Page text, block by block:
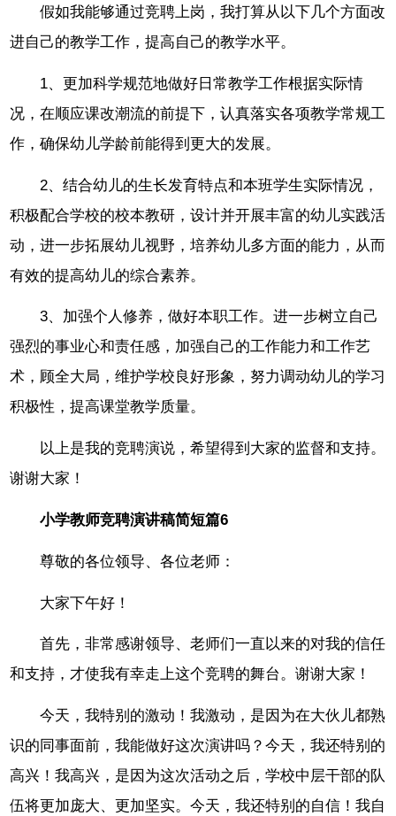
假如我能够通过竞聘上岗，我打算从以下几个方面改
进自己的教学工作，提高自己的教学水平。
1、更加科学规范地做好日常教学工作根据实际情
况，在顺应课改潮流的前提下，认真落实各项教学常规工
作，确保幼儿学龄前能得到更大的发展。
2、结合幼儿的生长发育特点和本班学生实际情况，
积极配合学校的校本教研，设计并开展丰富的幼儿实践活
动，进一步拓展幼儿视野，培养幼儿多方面的能力，从而
有效的提高幼儿的综合素养。
3、加强个人修养，做好本职工作。进一步树立自己
强烈的事业心和责任感，加强自己的工作能力和工作艺
术，顾全大局，维护学校良好形象，努力调动幼儿的学习
积极性，提高课堂教学质量。
以上是我的竞聘演说，希望得到大家的监督和支持。
谢谢大家！
小学教师竞聘演讲稿简短篇6
尊敬的各位领导、各位老师：
大家下午好！
首先，非常感谢领导、老师们一直以来的对我的信任
和支持，才使我有幸走上这个竞聘的舞台。谢谢大家！
今天，我特别的激动！我激动，是因为在大伙儿都熟
识的同事面前，我能做好这次演讲吗？今天，我还特别的
高兴！我高兴，是因为这次活动之后，学校中层干部的队
伍将更加庞大、更加坚实。今天，我还特别的自信！我自